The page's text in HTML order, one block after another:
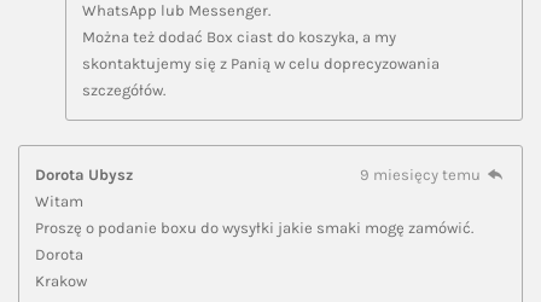
WhatsApp lub Messenger.
Można też dodać Box ciast do koszyka, a my
skontaktujemy się z Panią w celu doprecyzowania
szczegółów.
Dorota Ubysz
9 miesięcy temu
Witam
Proszę o podanie boxu do wysyłki jakie smaki mogę zamówić.
Dorota
Krakow